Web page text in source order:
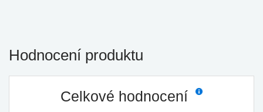
Hodnocení produktu
Celkové hodnocení